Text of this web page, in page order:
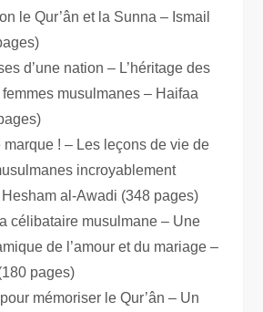
le Qur’ân et la Sunna – Ismail
d’une nation – L’héritage des
musulmanes – Haifaa
marque ! – Les leçons de vie de
incroyablement
al-Awadi (348 pages)
célibataire musulmane – Une
de l’amour et du mariage –
pages)
mémoriser le Qur’ân – Un